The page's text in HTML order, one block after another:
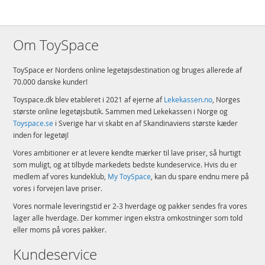
Detaljer:
Antal klodser: 1050
Produktdetaljer
Model
5702017584379
Mærke LEGO
Om ToySpace
ToySpace er Nordens online legetøjsdestination og bruges allerede af
70.000 danske kunder!
Toyspace.dk blev etableret i 2021 af ejerne afLekekassen.no, Norges
største online legetøjsbutik. Sammen med Lekekassen i Norge og
Toyspace.se i Sverige har vi skabt en af Skandinaviens største kæder
inden for legetøj!
Vores ambitioner er at levere kendte mærker til lave priser, så hurtigt
som muligt, og at tilbyde markedets bedste kundeservice. Hvis du er
medlem af vores kundeklub, My ToySpace, kan du spare endnu mere på
vores i forvejen lave priser.
Vores normale leveringstid er 2-3 hverdage og pakker sendes fra vores
lager alle hverdage. Der kommer ingen ekstra omkostninger som told
eller moms på vores pakker.
Kundeservice